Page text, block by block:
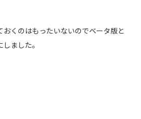
おくのはもったいないのでベータ版と
ました。